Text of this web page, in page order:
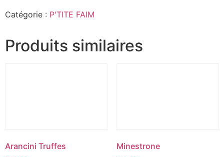
Catégorie : P'TITE FAIM
Produits similaires
Arancini Truffes Minestrone